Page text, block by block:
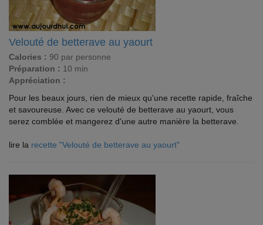
Velouté de betterave au yaourt
Calories : 90 par personne
Préparation : 10 min
Appréciation :
Pour les beaux jours, rien de mieux qu'une recette rapide, fraîche
et savoureuse. Avec ce velouté de betterave au yaourt, vous
serez comblée et mangerez d'une autre manière la betterave.
lire la recette "Velouté de betterave au yaourt"